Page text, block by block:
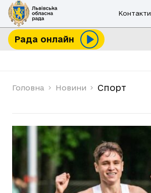
Контакти
Рада онлайн
Головна Новини Спорт